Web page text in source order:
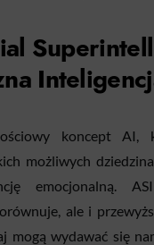
koncept AI,
możliwych
emocjonalną.
ale i
mogą wydawać się